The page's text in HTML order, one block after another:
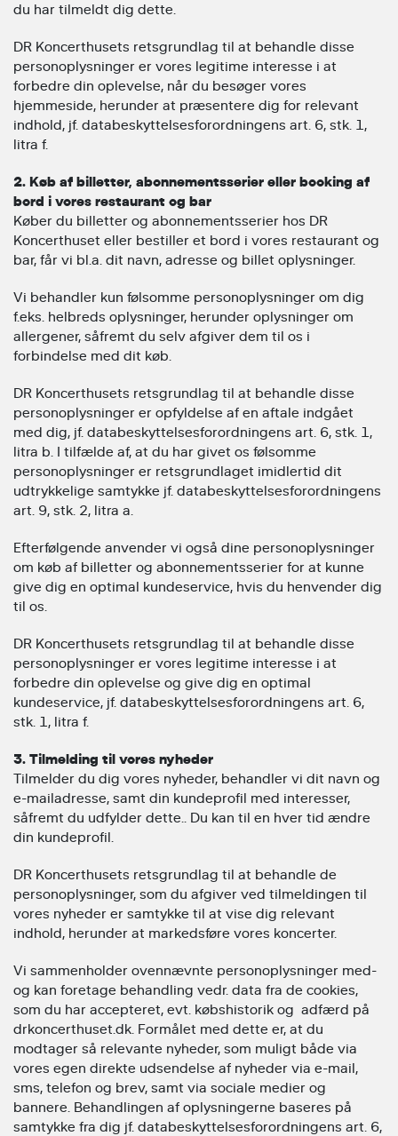
du har tilmeldt dig dette.
DR Koncerthusets retsgrundlag til at behandle disse
personoplysninger er vores legitime interesse i at
forbedre din oplevelse, når du besøger vores
hjemmeside, herunder at præsentere dig for relevant
indhold, jf. databeskyttelsesforordningens art. 6, stk. 1,
litra f.
2. Køb af billetter, abonnementsserier eller booking af
bord i vores restaurant og bar
Køber du billetter og abonnementsserier hos DR
Koncerthuset eller bestiller et bord i vores restaurant og
bar, får vi bl.a. dit navn, adresse og billet oplysninger.
Vi behandler kun følsomme personoplysninger om dig
f.eks. helbreds oplysninger, herunder oplysninger om
allergener, såfremt du selv afgiver dem til os i
forbindelse med dit køb.
DR Koncerthusets retsgrundlag til at behandle disse
personoplysninger er opfyldelse af en aftale indgået
med dig, jf. databeskyttelsesforordningens art. 6, stk. 1,
litra b. I tilfælde af, at du har givet os følsomme
personoplysninger er retsgrundlaget imidlertid dit
udtrykkelige samtykke jf. databeskyttelsesforordningens
art. 9, stk. 2, litra a.
Efterfølgende anvender vi også dine personoplysninger
om køb af billetter og abonnementsserier for at kunne
give dig en optimal kundeservice, hvis du henvender dig
til os.
DR Koncerthusets retsgrundlag til at behandle disse
personoplysninger er vores legitime interesse i at
forbedre din oplevelse og give dig en optimal
kundeservice, jf. databeskyttelsesforordningens art. 6,
stk. 1, litra f.
3. Tilmelding til vores nyheder
Tilmelder du dig vores nyheder, behandler vi dit navn og
e-mailadresse, samt din kundeprofil med interesser,
såfremt du udfylder dette.. Du kan til en hver tid ændre
din kundeprofil.
DR Koncerthusets retsgrundlag til at behandle de
personoplysninger, som du afgiver ved tilmeldingen til
vores nyheder er samtykke til at vise dig relevant
indhold, herunder at markedsføre vores koncerter.
Vi sammenholder ovennævnte personoplysninger med-
og kan foretage behandling vedr. data fra de cookies,
som du har accepteret, evt. købshistorik og adfærd på
drkoncerthuset.dk. Formålet med dette er, at du
modtager så relevante nyheder, som muligt både via
vores egen direkte udsendelse af nyheder via e-mail,
sms, telefon og brev, samt via sociale medier og
bannere. Behandlingen af oplysningerne baseres på
samtykke fra dig jf. databeskyttelsesforordningens art. 6,